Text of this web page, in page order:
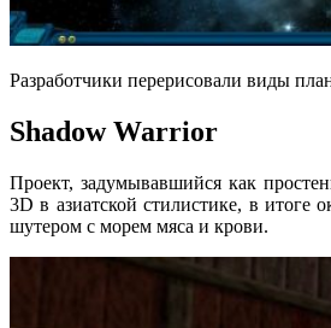
Разработчики перерисовали виды
Shadow Warrior
Проект, задумывавшийся как
3D в азиатской стилистике, в итоге
шутером с морем мяса и крови.